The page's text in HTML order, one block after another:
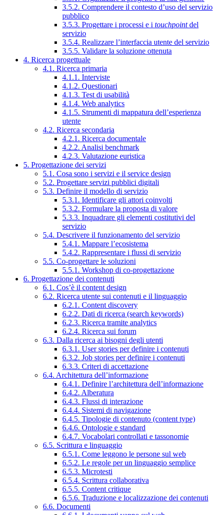
3.5.2. Comprendere il contesto d’uso del servizio
pubblico
3.5.3. Progettare i processi e i touchpointdel
servizio
3.5.4. Realizzare l’interfaccia utente del servizio
3.5.5. Validare la soluzione ottenuta
4. Ricerca progettuale
4.1. Ricerca primaria
4.1.1. Interviste
4.1.2. Questionari
4.1.3. Test di usabilità
4.1.4. Web analytics
4.1.5. Strumenti di mappatura dell’esperienza
utente
4.2. Ricerca secondaria
4.2.1. Ricerca documentale
4.2.2. Analisi benchmark
4.2.3. Valutazione euristica
5. Progettazione dei servizi
5.1. Cosa sono i servizi e il service design
5.2. Progettare servizi pubblici digitali
5.3. Definire il modello di servizio
5.3.1. Identificare gli attori coinvolti
5.3.2. Formulare la proposta di valore
5.3.3. Inquadrare gli elementi costitutivi del
servizio
5.4. Descrivere il funzionamento del servizio
5.4.1. Mappare l’ecosistema
5.4.2. Rappresentare i flussi di servizio
5.5. Co-progettare le soluzioni
5.5.1. Workshop di co-progettazione
6. Progettazione dei contenuti
6.1. Cos’è il content design
6.2. Ricerca utente sui contenuti e il linguaggio
6.2.1. Content discovery
6.2.2. Dati di ricerca (search keywords)
6.2.3. Ricerca tramite analytics
6.2.4. Ricerca sui forum
6.3. Dalla ricerca ai bisogni degli utenti
6.3.1. User stories per definire i contenuti
6.3.2. Job stories per definire i contenuti
6.3.3. Criteri di accettazione
6.4. Architettura dell’informazione
6.4.1. Definire l’architettura dell’informazione
6.4.2. Alberatura
6.4.3. Flussi di interazione
6.4.4. Sistemi di navigazione
6.4.5. Tipologie di contenuto (content type)
6.4.6. Ontologie e standard
6.4.7. Vocabolari controllati e tassonomie
6.5. Scrittura e linguaggio
6.5.1. Come leggono le persone sul web
6.5.2. Le regole per un linguaggio semplice
6.5.3. Microtesti
6.5.4. Scrittura collaborativa
6.5.5. Content critique
6.5.6. Traduzione e localizzazione dei contenuti
6.6. Documenti